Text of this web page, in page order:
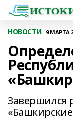
НОВОСТИ 9 МАРТА
Завершился